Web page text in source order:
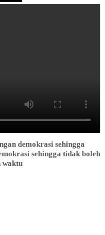
demokrasi sehingga
sehingga tidak boleh
waktu